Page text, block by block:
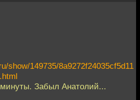
show/149735/8a9272f24035cf5d11
Забыл Анатолий...